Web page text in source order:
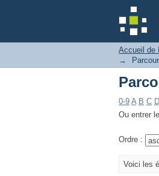
Accueil de
→
0-9 A B C D
Ou entrer
Ordre :
Voici les